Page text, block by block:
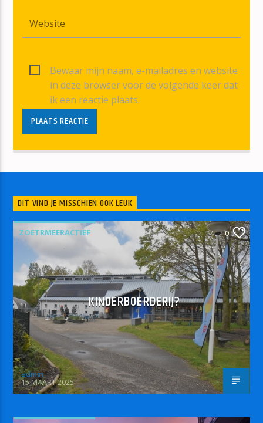
Bewaar mijn naam, e-mailadres en website
in deze browser voor de volgende keer dat
ik een reactie plaats.
DIT VIND JE MISSCHIEN OOK LEUK
ZOETRMEERACTIEF 0
KINDERBOERDERIJ?
admin
15 MAART 2025